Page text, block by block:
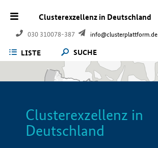
Clusterexzellenz in Deutschland
030 310078-387 info@clusterplattform.de
LISTE SUCHE
Clusterexzellenz in
Deutschland